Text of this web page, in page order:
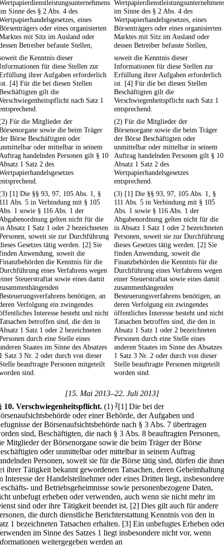
Sinne des § 2 Abs. 4 des
eines
oder eines organisierten
mit Sitz im Ausland oder
Betreiber befasste Stellen,
im Sinne des § 2 Abs. 4 des
Wertpapierhandelsgesetzes, eines
Börsenträgers oder eines organisierten
Marktes mit Sitz im Ausland oder
dessen Betreiber befasste Stellen,
die Kenntnis dieser
für diese Stellen zur
ihrer Aufgaben erforderlich
[4] Für die bei diesen Stellen
gilt die
nach Satz 1
soweit die Kenntnis dieser
Informationen für diese Stellen zur
Erfüllung ihrer Aufgaben erforderlich
ist. [4] Für die bei diesen Stellen
Beschäftigten gilt die
Verschwiegenheitspflicht nach Satz 1
entsprechend.
Für die Mitglieder der
sowie die beim Träger
Börse Beschäftigten oder
oder mittelbar in seinem
handelnden Personen gilt § 10
1 Satz 2 des
(2) Für die Mitglieder der
Börsenorgane sowie die beim Träger
der Börse Beschäftigten oder
unmittelbar oder mittelbar in seinem
Auftrag handelnden Personen gilt § 10
Absatz 1 Satz 2 des
Wertpapierhandelsgesetzes
entsprechend.
[1] Die §§ 93, 97, 105 Abs. 1, §
Abs. 5 in Verbindung mit § 105
1 sowie § 116 Abs. 1 der
gelten nicht für die
Absatz 1 Satz 1 oder 2 bezeichneten
soweit sie zur Durchführung
Gesetzes tätig werden. [2] Sie
Anwendung, soweit die
die Kenntnis für die
eines Verfahrens wegen
Steuerstraftat sowie eines damit
benötigen, an
Verfolgung ein zwingendes
Interesse besteht und nicht
betroffen sind, die den in
1 Satz 1 oder 2 bezeichneten
durch eine Stelle eines
Staates im Sinne des Absatzes
Satz 3 Nr. 2 oder durch von dieser
beauftragte Personen mitgeteilt
sind.
(3) [1] Die §§ 93, 97, 105 Abs. 1, §
111 Abs. 5 in Verbindung mit § 105
Abs. 1 sowie § 116 Abs. 1 der
Abgabenordnung gelten nicht für die
in Absatz 1 Satz 1 oder 2 bezeichneten
Personen, soweit sie zur Durchführung
dieses Gesetzes tätig werden. [2] Sie
finden Anwendung, soweit die
Finanzbehörden die Kenntnis für die
Durchführung eines Verfahrens wegen
einer Steuerstraftat sowie eines damit
zusammenhängenden
Besteuerungsverfahrens benötigen, an
deren Verfolgung ein zwingendes
öffentliches Interesse besteht und nicht
Tatsachen betroffen sind, die den in
Absatz 1 Satz 1 oder 2 bezeichneten
Personen durch eine Stelle eines
anderen Staates im Sinne des Absatzes
1 Satz 3 Nr. 2 oder durch von dieser
Stelle beauftragte Personen mitgeteilt
worden sind.
[15. Mai 2013–22. Juli 2013]
10. Verschwiegenheitspflicht. (1) 2[1] Die bei der
oder einer Behörde, der Aufgaben und
der Börsenaufsichtsbehörde nach § 3 Abs. 7 übertragen
sind, Beschäftigten, die nach § 3 Abs. 8 beauftragten Personen,
Mitglieder der Börsenorgane sowie die beim Träger der Börse
oder unmittelbar oder mittelbar in seinem Auftrag
Personen, soweit sie für die Börse tätig sind, dürfen die
ihrer Tätigkeit bekannt gewordenen Tatsachen, deren Geheimhaltung
Interesse der Handelsteilnehmer oder eines Dritten liegt, insbesondere
und Betriebsgeheimnisse sowie personenbezogene Daten,
unbefugt erheben oder verwenden, auch wenn sie nicht mehr im
sind oder ihre Tätigkeit beendet ist. [2] Dies gilt auch für andere
die durch dienstliche Berichterstattung Kenntnis von den in
1 bezeichneten Tatsachen erhalten. [3] Ein unbefugtes Erheben
im Sinne des Satzes 1 liegt insbesondere nicht vor, wenn
weitergegeben werden an